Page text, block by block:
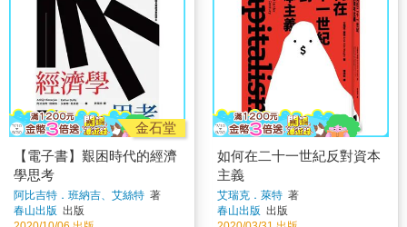
金石堂
【電子書】艱困時代的經濟
學思考
阿比吉特．班納吉、艾絲特 著
春山出版 出版
如何在二十一世紀反對資本
主義
艾瑞克．萊特 著
春山出版 出版